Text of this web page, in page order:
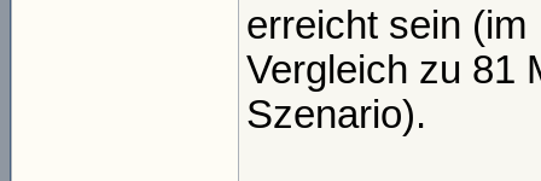
erreicht sein (im
Vergleich zu 81
Szenario).